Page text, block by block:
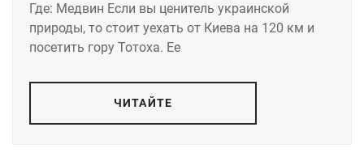
Где: Медвин Если вы ценитель украинской
природы, то стоит уехать от Киева на 120 км и
посетить гору Тотоха. Ее
ЧИТАЙТЕ